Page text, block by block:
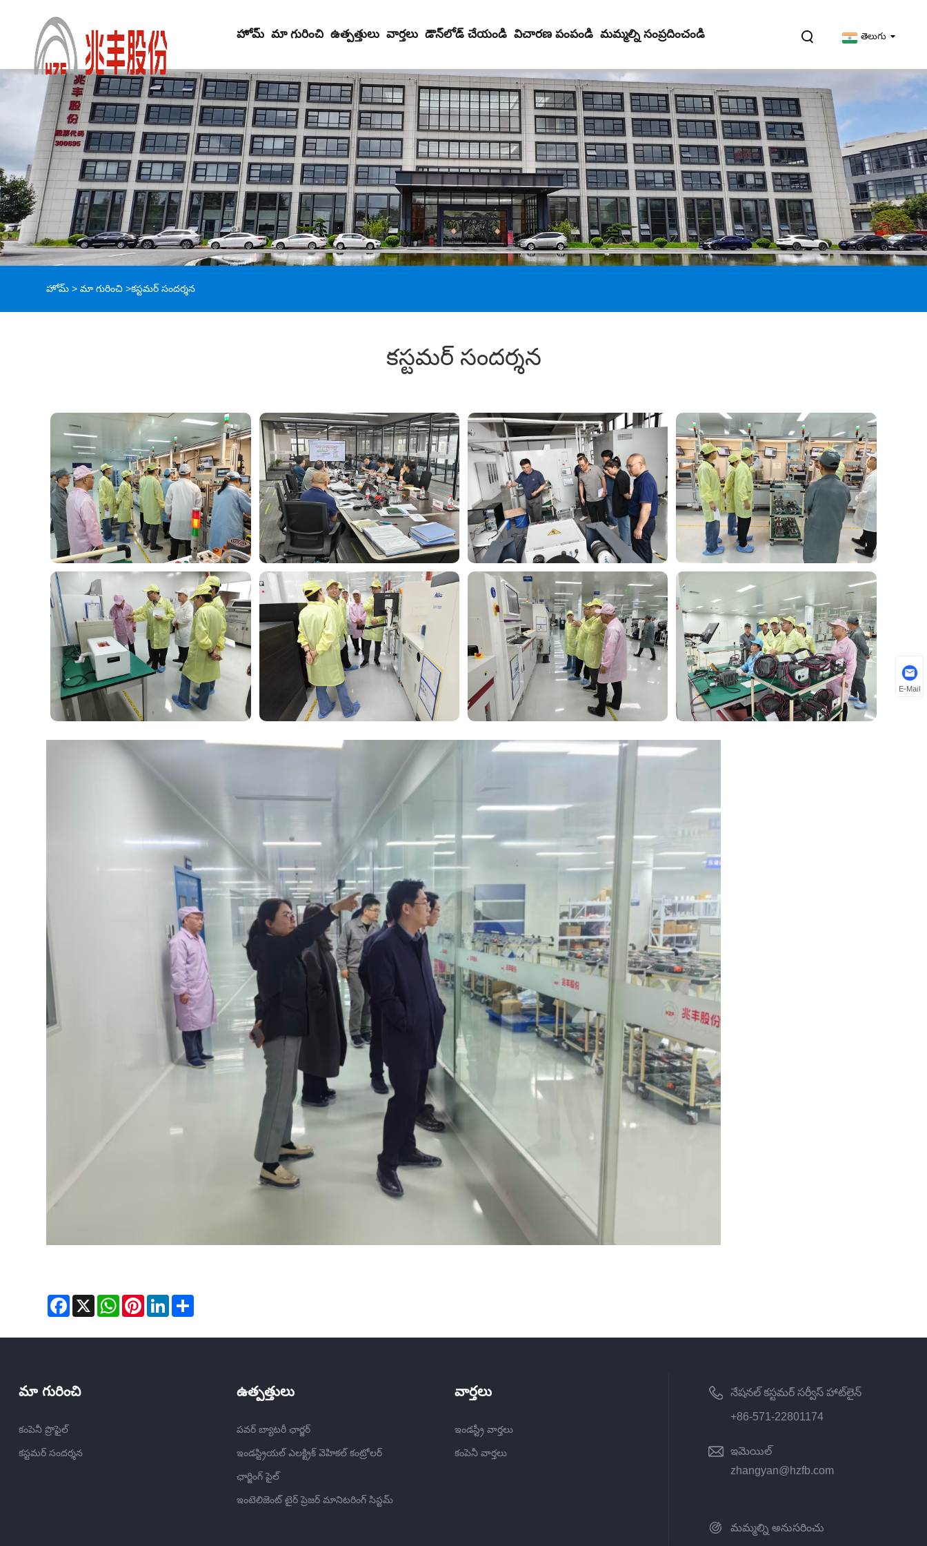
తెలుగు
హోమ్ మా గురించి ఉత్పత్తులు వార్తలు డౌన్‌లోడ్ చేయండి విచారణ పంపండి మమ్మల్ని సంప్రదించండి
హోమ్ > మా గురించి >కస్టమర్ సందర్శన
కస్టమర్ సందర్శన
Facebook
X WhatsAppPinterestLinkedIn
నేషనల్ కస్టమర్ సర్వీస్ హాట్‌లైన్
+86-571-22801174
ఇమెయిల్
zhangyan@hzfb.com
మమ్మల్ని అనుసరించు
మా గురించి
కంపెనీ ప్రొఫైల్
కస్టమర్ సందర్శన
ఉత్పత్తులు
పవర్ బ్యాటరీ ఛార్జర్
ఇండస్ట్రియల్ ఎలక్ట్రిక్ వెహికల్ కంట్రోలర్
ఛార్జింగ్ పైల్
ఇంటెలిజెంట్ టైర్ ప్రెజర్ మానిటరింగ్ సిస్టమ్
వార్తలు
ఇండస్ట్రీ వార్తలు
కంపెనీ వార్తలు
E-Mail